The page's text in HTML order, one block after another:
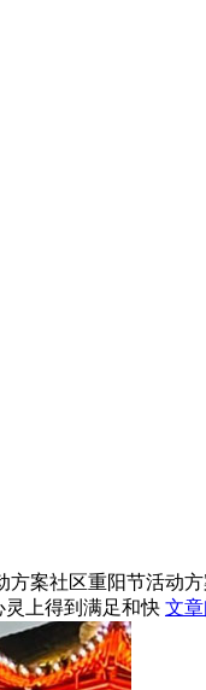
方案社区重阳节活动
上得到满足和快 文